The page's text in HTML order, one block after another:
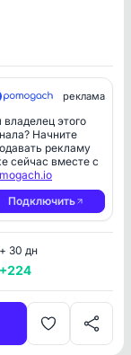
реклама
владелец этого
Начните
рекламу
сейчас вместе с
Подключить
+ 30 дн
+224